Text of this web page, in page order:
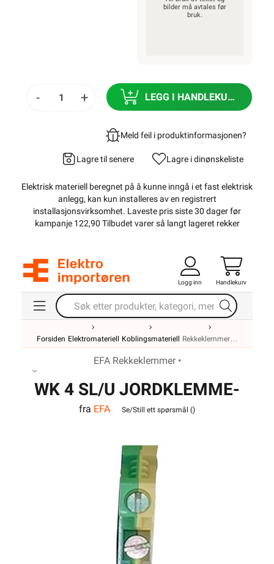
bilder må avtales før
bruk.
- + LEGG I HANDLEKURV
Meld feil i produktinformasjonen?
Lagre til senere Lagre i dinønskeliste
Elektrisk materiell beregnet på å kunne inngå i et fast elektrisk
anlegg, kan kun installeres av en registrert
installasjonsvirksomhet. Laveste pris siste 30 dager før
kampanje 122,90 Tilbudet varer så langt lageret rekker
Logg inn Handlekurv
Forsiden Elektromateriell Koblingsmateriell Rekkeklemmer
EFA Rekkeklemmer •
WK 4 SL/U JORDKLEMME-
VO
fra EFA Se/Still ett spørsmål ()